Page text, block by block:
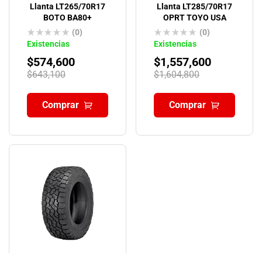
Llanta LT265/70R17
BOTO BA80+
(0)
Existencias
$643,100
$574,600
Comprar
Llanta LT285/70R17
OPRT TOYO USA
(0)
Existencias
$1,604,800
$1,557,600
Comprar